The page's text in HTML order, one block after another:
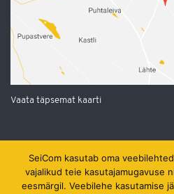
Vaata täpsemat kaarti
2002 - 2026 ©
SeiCom kasutab oma
vajalikud teie kasutajamugavuse
eesmärgil. Veebilehe kasutamise